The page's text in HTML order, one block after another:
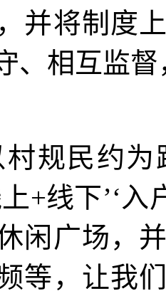
并将制度
、相互监
村规民约
+线下’‘
闲广场，
等，让我